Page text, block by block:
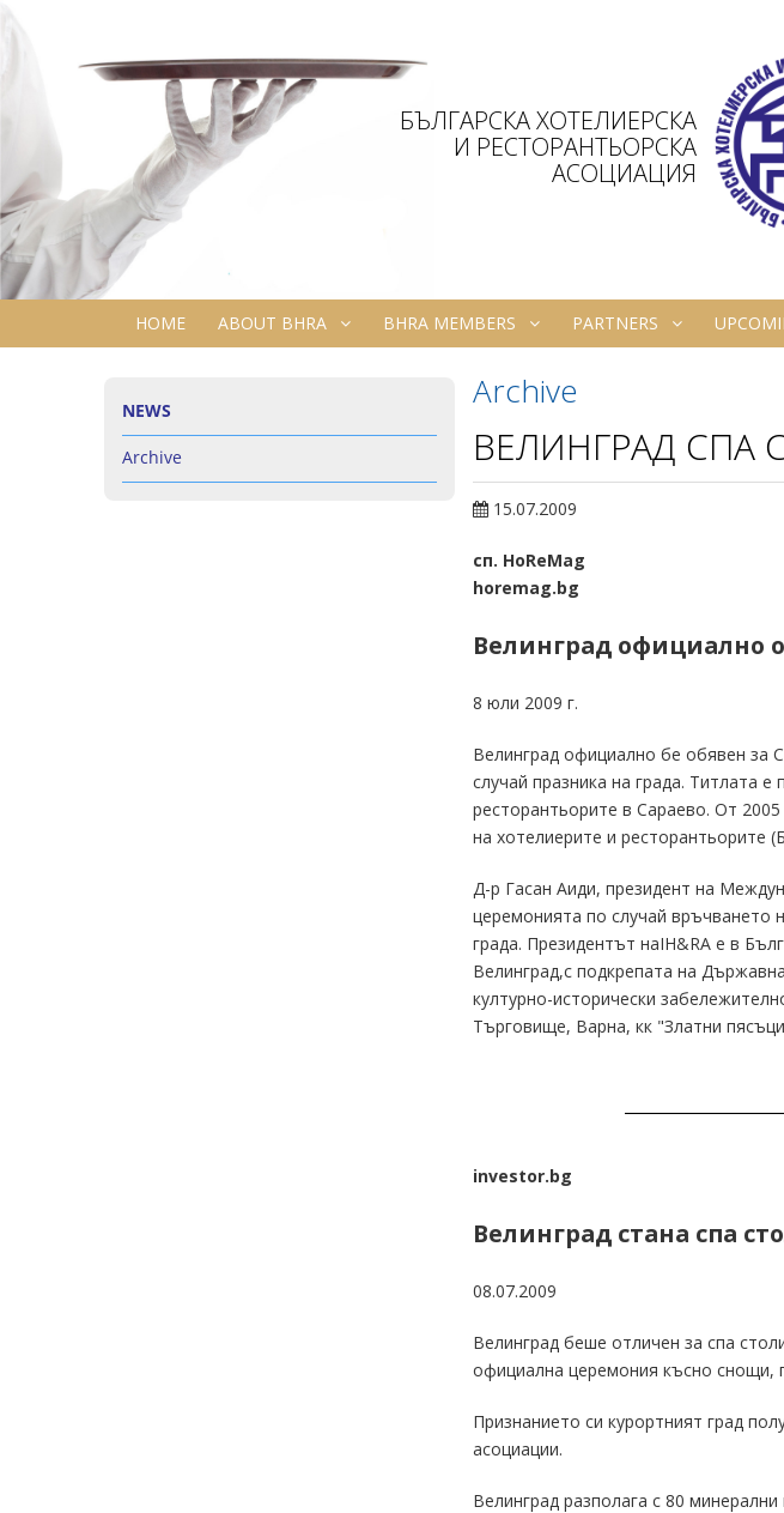
БЪЛГАРСКА ХОТЕЛИЕРСКА
И РЕСТОРАНТЬОРСКА
АСОЦИАЦИЯ
HOME ABOUT BHRA BHRA MEMBERS PARTNERS
NEWS
Archive
Archive
ВЕЛИНГРАД СПА
15.07.2009
сп. HoReMag
horemag.bg
Велинград официално
8 юли 2009 г.
Велинград официално бе обявен за
случай празника на града. Титлата
ресторантьорите в Сараево. От
на хотелиерите и ресторантьорите
Д-р Гасан Аиди, президент на
церемонията по случай връчването
града. Президентът наIH&RA е в
Велинград,с подкрепата на
културно-исторически
Търговище, Варна, кк "Златни
investor.bg
Велинград стана спа
08.07.2009
Велинград беше отличен за спа
официална церемония късно снощи,
Признанието си курортният град
асоциации.
Велинград разполага с 80